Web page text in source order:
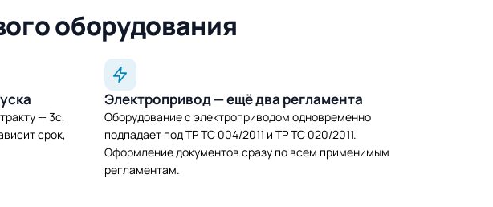
оборудования
— 3с,
срок,
Электропривод — ещё два регламента
Оборудование с электроприводом одновременно
подпадает под ТР ТС 004/2011 и ТР ТС 020/2011.
Оформление документов сразу по всем применимым
регламентам.